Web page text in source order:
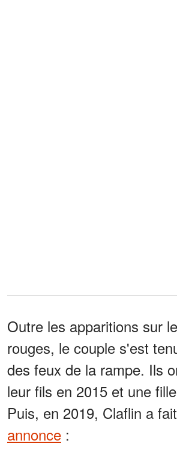
Outre les apparitions sur
rouges, le couple s'est
des feux de la rampe. Ils
leur fils en 2015 et une
Puis, en 2019, Claflin a fait
annonce :